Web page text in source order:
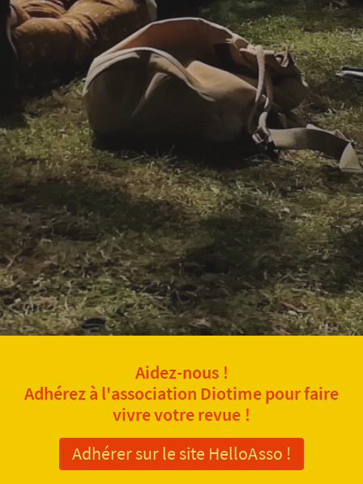
Aidez-nous !
Adhérez à l'association Diotime pour faire
vivre votre revue !
Adhérer sur le site HelloAsso !